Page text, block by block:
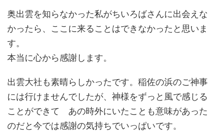
奥出雲を知らなかった私がちいろばさんに出会えな
かったら、ここに来ることはできなかったと思いま
す。
本当に心から感謝します。
出雲大社も素晴らしかったです。稲佐の浜のご神事
には行けませんでしたが、神様をずっと風で感じる
ことができて あの時外にいたことも意味があった
のだと今では感謝の気持ちでいっぱいです。